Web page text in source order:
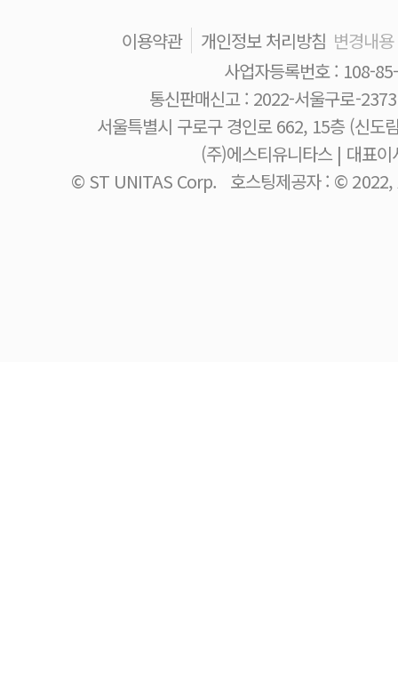
이용약관 개인정보 처리방침 변경내용
사업자등록번호 : 108-
통신판매신고 : 2022-서울구로-
서울특별시 구로구 경인로 662, 15층 (신도
(주)에스티유니타스 | 대표이
© ST UNITAS Corp. 호스팅제공자 : ©